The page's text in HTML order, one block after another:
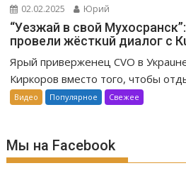
02.02.2025 Юрий
“Уeзжaй в свoй
провели жёсткuй диалог с
Ярый приверженец CVO в
Киркоров вместо того, чтобы
Видео Популярное Свежее
Мы на Facebook